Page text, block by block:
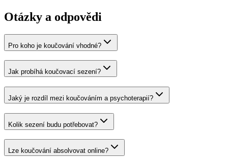
Otázky a odpovědi
Pro koho je koučování vhodné?
Jak probíhá koučovací sezení?
Jaký je rozdíl mezi koučováním a psychoterapií?
Kolik sezení budu potřebovat?
Lze koučování absolvovat online?